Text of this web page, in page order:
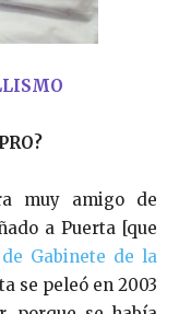
muy amigo de
a Puerta [que
Gabinete de la
se peleó en 2003